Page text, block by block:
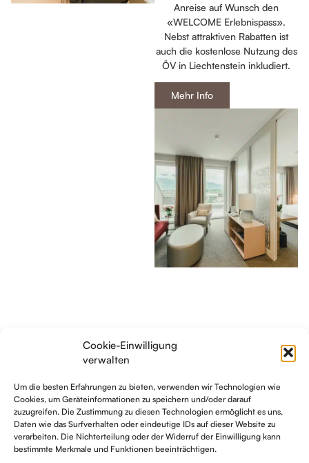
Cookie-Einwilligung
verwalten
Um die besten Erfahrungen zu bieten, verwenden wir Technologien wie
Cookies, um Geräteinformationen zu speichern und/oder darauf
zuzugreifen. Die Zustimmung zu diesen Technologien ermöglicht es uns,
Daten wie das Surfverhalten oder eindeutige IDs auf dieser Website zu
verarbeiten. Die Nichterteilung oder der Widerruf der Einwilligung kann
bestimmte Merkmale und Funktionen beeinträchtigen.
Anreise auf Wunsch den
«WELCOME Erlebnispass».
Nebst attraktiven Rabatten ist
auch die kostenlose Nutzung des
ÖV in Liechtenstein inkludiert.
Mehr Info
Packages
Vaduz erleben.